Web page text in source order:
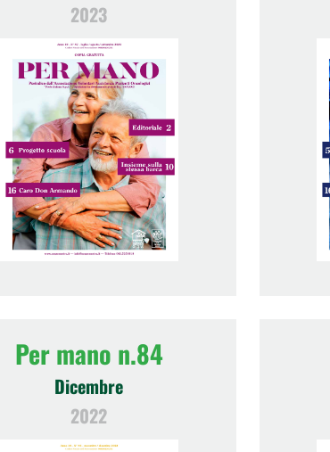
2023
Per mano n.84
Dicembre
2022